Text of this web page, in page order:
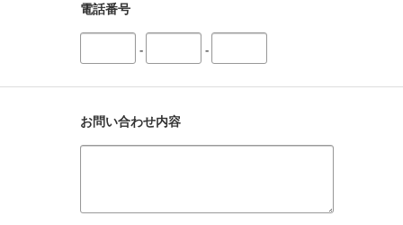
電話番号
- -
お問い合わせ内容